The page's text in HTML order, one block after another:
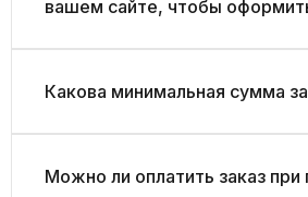
вашем сайте, чтобы
Какова минимальная сумма
Можно ли оплатить заказ при